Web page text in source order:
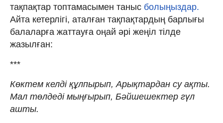
тақпақтар топтамасымен таныс болыңыздар.
Айта кетерлігі, аталған тақпақтардың барлығы
балаларға жаттауға оңай әрі жеңіл тілде
жазылған:
***
Көктем келді құлпырып, Арықтардан су ақты.
Мал төлдеді мыңғырып, Бәйшешектер гүл
ашты.